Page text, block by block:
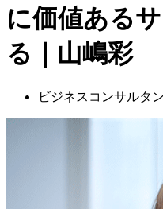
に価値ある
る｜山嶋彩
ビジネスコンサルタ